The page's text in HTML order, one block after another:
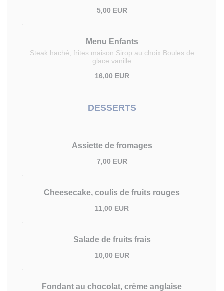
5,00 EUR
Menu Enfants
Steak haché, frites maison Sirop au choix Boules de
glace vanille
16,00 EUR
DESSERTS
Assiette de fromages
7,00 EUR
Cheesecake, coulis de fruits rouges
11,00 EUR
Salade de fruits frais
10,00 EUR
Fondant au chocolat, crème anglaise